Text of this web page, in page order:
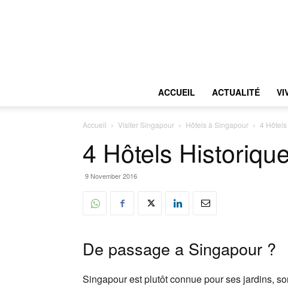
ACCUEIL ACTUALITÉ
Accueil Visiter Singapour Hôtels à Singapour 4
4 Hôtels
9 November 2016
De passage a Singapour ?
Singapour est plutôt connue pour ses jardins,